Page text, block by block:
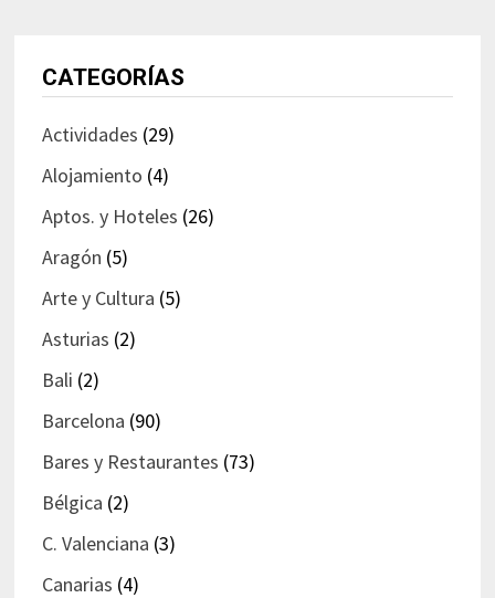
CATEGORÍAS
Actividades (29)
Alojamiento (4)
Aptos. y Hoteles (26)
Aragón (5)
Arte y Cultura (5)
Asturias (2)
Bali (2)
Barcelona (90)
Bares y Restaurantes (73)
Bélgica (2)
C. Valenciana (3)
Canarias (4)